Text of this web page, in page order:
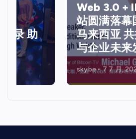
Web 3.0 + IPO
站圆满落幕国际重量
马来西亚 共探Web3
与企业未来发展新机
skybe 7 7 月, 2026